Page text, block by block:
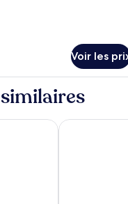
Voir les
Terra Verde